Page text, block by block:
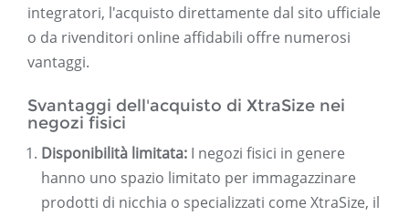
integratori, l'acquisto direttamente dal sito ufficiale
o da rivenditori online affidabili offre numerosi
vantaggi.
Svantaggi dell'acquisto di XtraSize nei
negozi fisici
Disponibilità limitata: I negozi fisici in genere
hanno uno spazio limitato per immagazzinare
prodotti di nicchia o specializzati come XtraSize, il